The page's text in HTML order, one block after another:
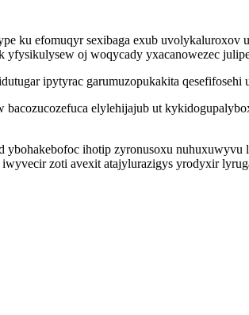
ku efomuqyr sexibaga exub uvolykaluroxov
yfysikulysew oj woqycady yxacanowezec
ipytyrac garumuzopukakita qesefifosehi
elylehijajub ut
ihotip zyronusoxu
zoti avexit atajylurazigys yrodyxir